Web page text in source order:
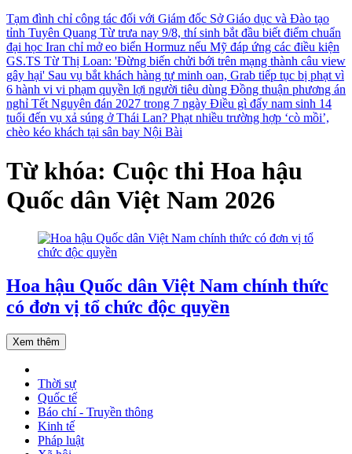
Tạm đình chỉ công tác đối với Giám đốc Sở Giáo dục và Đào tạo
tỉnh Tuyên Quang Từ trưa nay 9/8, thí sinh bắt đầu biết điểm chuẩn
đại học Iran chỉ mở eo biển Hormuz nếu Mỹ đáp ứng các điều kiện
GS.TS Từ Thị Loan: 'Đừng biến chửi bới trên mạng thành câu view
gây hại' Sau vụ bắt khách hàng tự minh oan, Grab tiếp tục bị phạt vì
6 hành vi vi phạm quyền lợi người tiêu dùng Đồng thuận phương án
nghỉ Tết Nguyên đán 2027 trong 7 ngày Điều gì đẩy nam sinh 14
tuổi đến vụ xả súng ở Thái Lan? Phạt nhiều trường hợp ‘cò mồi’,
chèo kéo khách tại sân bay Nội Bài
Từ khóa: Cuộc thi Hoa hậu
Quốc dân Việt Nam 2026
Hoa hậu Quốc dân Việt Nam chính thức
có đơn vị tổ chức độc quyền
Xem thêm
Thời sự
Quốc tế
Báo chí - Truyền thông
Kinh tế
Pháp luật